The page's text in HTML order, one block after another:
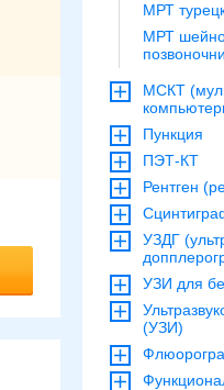
МРТ
МРТ
МСКТ
Пункция
ПЭТ-КТ
Рентген
УЗДГ
УЗИ для
(УЗИ)